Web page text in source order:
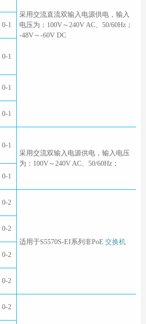
采用交流直流双输入电源供电，输入
电压为：100V～240V AC、50/60Hz；
-48V～-60V DC
0-1
0-1
0-1
0-1
0-1
采用交流双输入电源供电，输入电压
为：100V～240V AC、50/60Hz；
0-1
0-2
适用于S5570S-EI系列非PoE 交换机
0-2
0-2
0-2
0-2